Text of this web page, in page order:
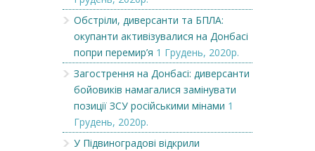
Обстріли, диверсанти та БПЛА:
окупанти активізувалися на Донбасі
попри перемир’я 1 Грудень, 2020р.
Загострення на Донбасі: диверсанти
бойовиків намагалися замінувати
позиції ЗСУ російськими мінами 1
Грудень, 2020р.
У Підвиноградові відкрили